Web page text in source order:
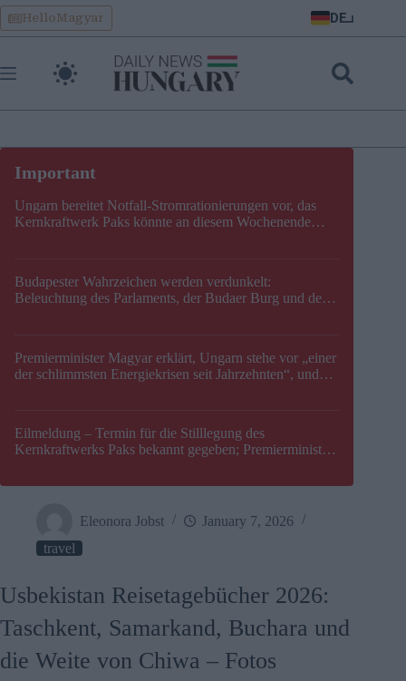
Skip
to
content
HelloMagyar DE
Ungarn bereitet Notfall-Stromrationierungen vor, das
Kernkraftwerk Paks könnte an diesem Wochenende
Budapester Wahrzeichen werden verdunkelt:
Beleuchtung des Parlaments, der Budaer Burg und der
Premierminister Magyar erklärt, Ungarn stehe vor „einer
der schlimmsten Energiekrisen seit Jahrzehnten“, und
Eilmeldung – Termin für die Stilllegung des
Kernkraftwerks Paks bekannt gegeben; Premierminister
Eleonora Jobst
January 7, 2026
travel
Usbekistan Reisetagebücher 2026:
Taschkent, Samarkand, Buchara und
die Weite von Chiwa – Fotos